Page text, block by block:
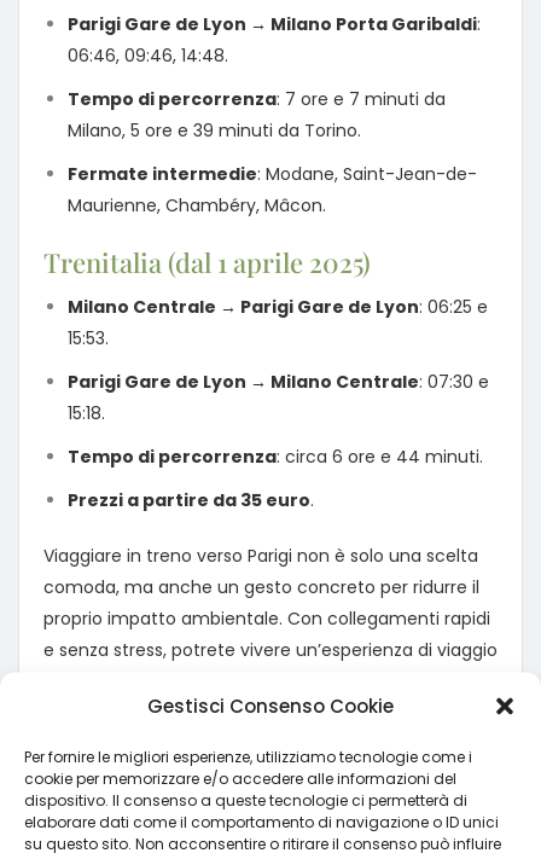
Gestisci Consenso Cookie
Per fornire le migliori esperienze, utilizziamo tecnologie come i
cookie per memorizzare e/o accedere alle informazioni del
dispositivo. Il consenso a queste tecnologie ci permetterà di
elaborare dati come il comportamento di navigazione o ID unici
su questo sito. Non acconsentire o ritirare il consenso può influire
Parigi Gare de Lyon → Milano Porta Garibaldi:
06:46, 09:46, 14:48.
Tempo di percorrenza: 7 ore e 7 minuti da
Milano, 5 ore e 39 minuti da Torino.
Fermate intermedie: Modane, Saint-Jean-de-
Maurienne, Chambéry, Mâcon.
Trenitalia (dal 1 aprile 2025)
Milano Centrale → Parigi Gare de Lyon: 06:25 e
15:53.
Parigi Gare de Lyon → Milano Centrale: 07:30 e
15:18.
Tempo di percorrenza: circa 6 ore e 44 minuti.
Prezzi a partire da 35 euro.
Viaggiare in treno verso Parigi non è solo una scelta
comoda, ma anche un gesto concreto per ridurre il
proprio impatto ambientale. Con collegamenti rapidi
e senza stress, potrete vivere un’esperienza di viaggio
modo migliore per esplorare l’Europa, nella nostra
guida completa al viaggio in trenotrovi tutti i
motivi — ambientali e pratici — per sceglierlo come
mezzo principale.